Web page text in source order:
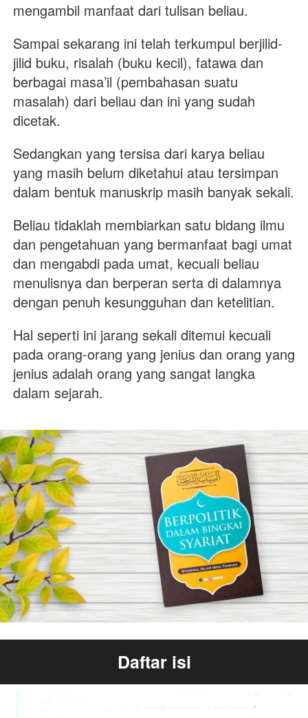
mengambil manfaat dari tulisan beliau.
Sampai sekarang ini telah terkumpul berjilid-
jilid buku, risalah (buku kecil), fatawa dan
berbagai masa’il (pembahasan suatu
masalah) dari beliau dan ini yang sudah
dicetak.
Sedangkan yang tersisa dari karya beliau
yang masih belum diketahui atau tersimpan
dalam bentuk manuskrip masih banyak sekali.
Beliau tidaklah membiarkan satu bidang ilmu
dan pengetahuan yang bermanfaat bagi umat
dan mengabdi pada umat, kecuali beliau
menulisnya dan berperan serta di dalamnya
dengan penuh kesungguhan dan ketelitian.
Hal seperti ini jarang sekali ditemui kecuali
pada orang-orang yang jenius dan orang yang
jenius adalah orang yang sangat langka
dalam sejarah.
Daftar isi